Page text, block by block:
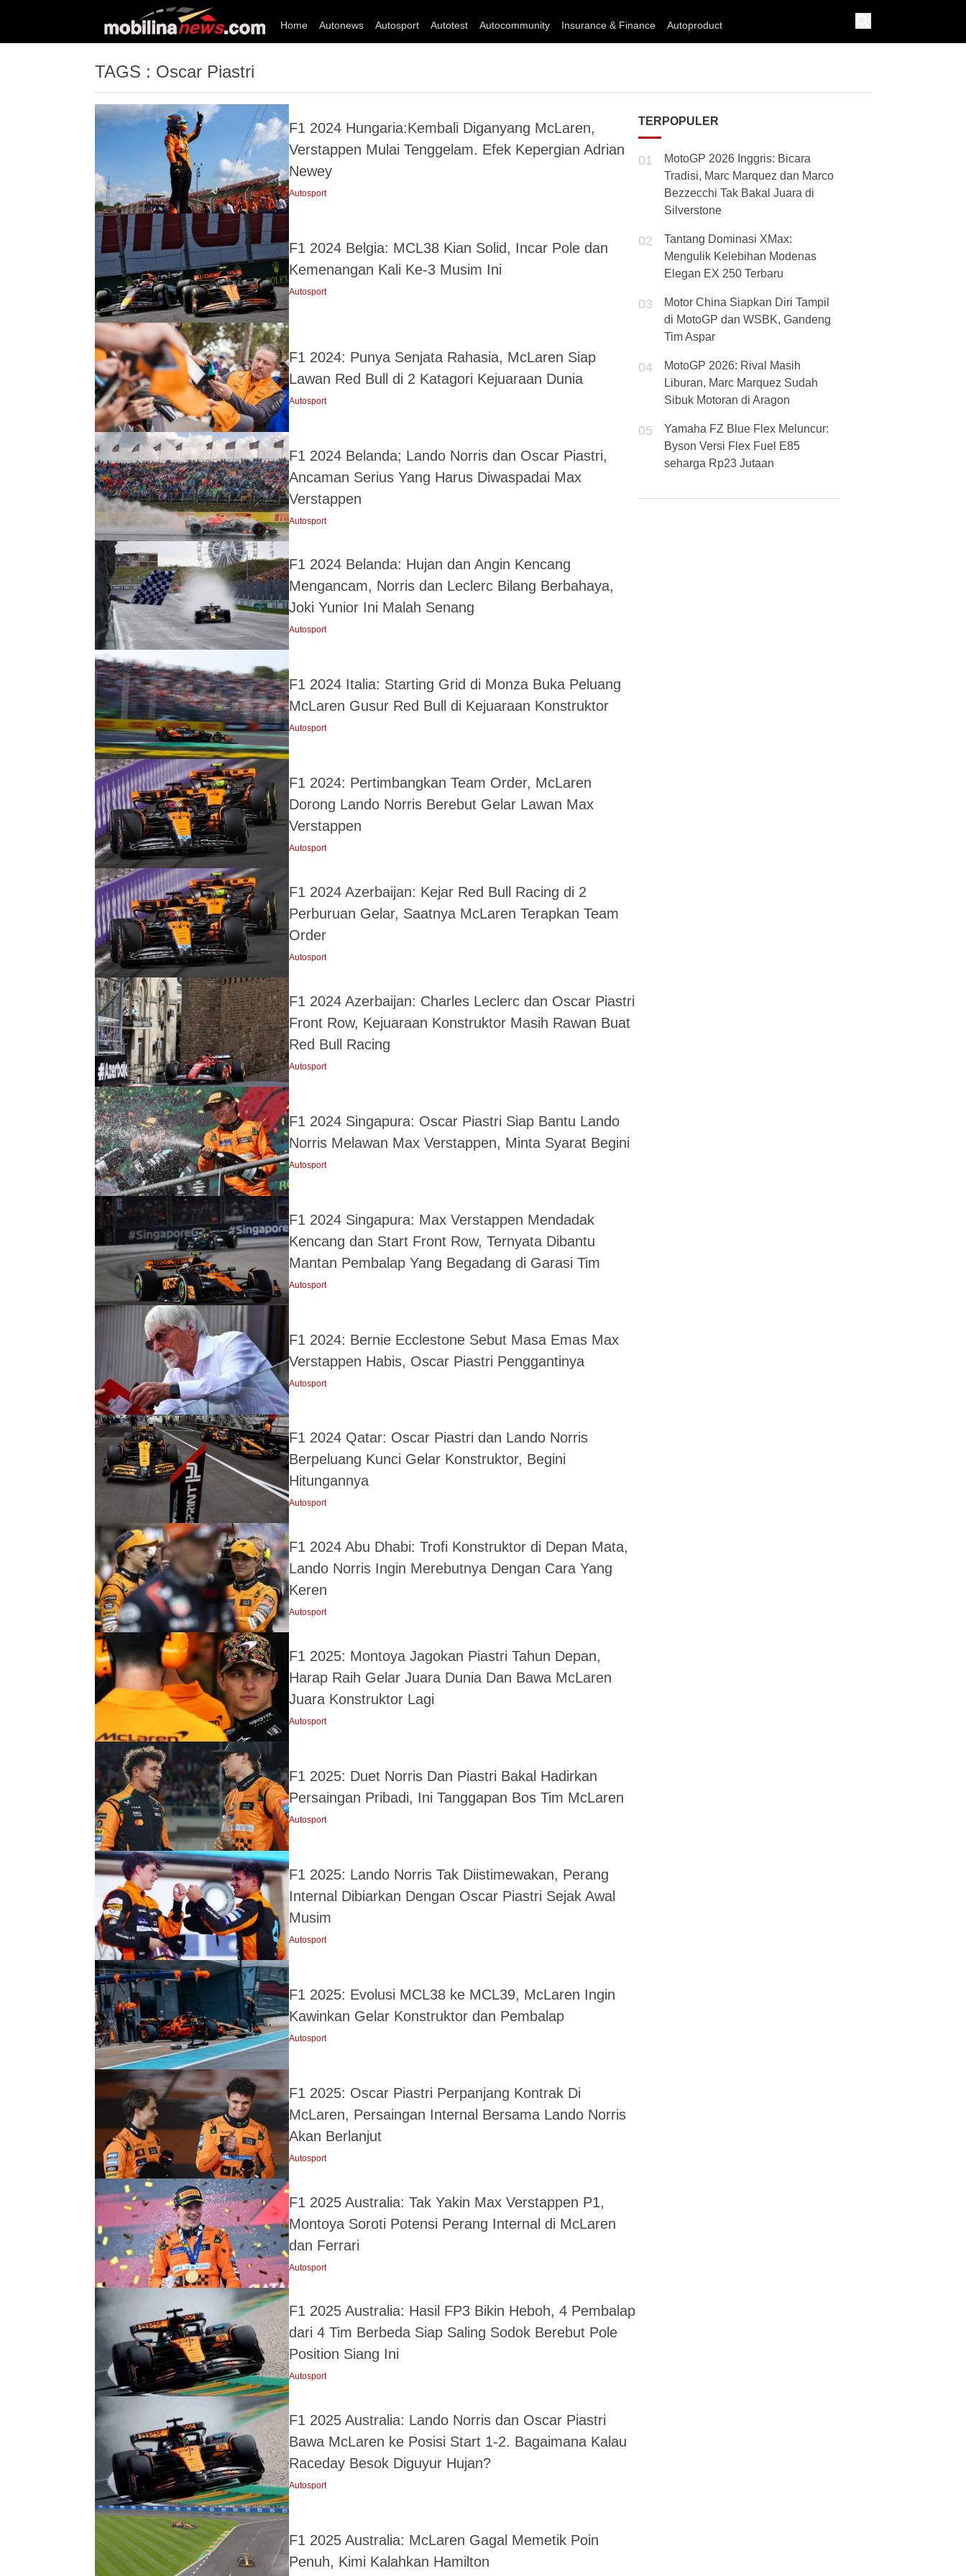
Home Autonews Autosport Autotest Autocommunity Insurance & Finance Autoproduct
TAGS : Oscar Piastri
F1 2024 Hungaria:Kembali Diganyang McLaren,
Verstappen Mulai Tenggelam. Efek Kepergian Adrian
Newey
Autosport
F1 2024 Belgia: MCL38 Kian Solid, Incar Pole dan
Kemenangan Kali Ke-3 Musim Ini
Autosport
F1 2024: Punya Senjata Rahasia, McLaren Siap
Lawan Red Bull di 2 Katagori Kejuaraan Dunia
Autosport
F1 2024 Belanda; Lando Norris dan Oscar Piastri,
Ancaman Serius Yang Harus Diwaspadai Max
Verstappen
Autosport
F1 2024 Belanda: Hujan dan Angin Kencang
Mengancam, Norris dan Leclerc Bilang Berbahaya,
Joki Yunior Ini Malah Senang
Autosport
F1 2024 Italia: Starting Grid di Monza Buka Peluang
McLaren Gusur Red Bull di Kejuaraan Konstruktor
Autosport
F1 2024: Pertimbangkan Team Order, McLaren
Dorong Lando Norris Berebut Gelar Lawan Max
Verstappen
Autosport
F1 2024 Azerbaijan: Kejar Red Bull Racing di 2
Perburuan Gelar, Saatnya McLaren Terapkan Team
Order
Autosport
F1 2024 Azerbaijan: Charles Leclerc dan Oscar Piastri
Front Row, Kejuaraan Konstruktor Masih Rawan Buat
Red Bull Racing
Autosport
F1 2024 Singapura: Oscar Piastri Siap Bantu Lando
Norris Melawan Max Verstappen, Minta Syarat Begini
Autosport
F1 2024 Singapura: Max Verstappen Mendadak
Kencang dan Start Front Row, Ternyata Dibantu
Mantan Pembalap Yang Begadang di Garasi Tim
Autosport
F1 2024: Bernie Ecclestone Sebut Masa Emas Max
Verstappen Habis, Oscar Piastri Penggantinya
Autosport
F1 2024 Qatar: Oscar Piastri dan Lando Norris
Berpeluang Kunci Gelar Konstruktor, Begini
Hitungannya
Autosport
F1 2024 Abu Dhabi: Trofi Konstruktor di Depan Mata,
Lando Norris Ingin Merebutnya Dengan Cara Yang
Keren
Autosport
F1 2025: Montoya Jagokan Piastri Tahun Depan,
Harap Raih Gelar Juara Dunia Dan Bawa McLaren
Juara Konstruktor Lagi
Autosport
F1 2025: Duet Norris Dan Piastri Bakal Hadirkan
Persaingan Pribadi, Ini Tanggapan Bos Tim McLaren
Autosport
F1 2025: Lando Norris Tak Diistimewakan, Perang
Internal Dibiarkan Dengan Oscar Piastri Sejak Awal
Musim
Autosport
F1 2025: Evolusi MCL38 ke MCL39, McLaren Ingin
Kawinkan Gelar Konstruktor dan Pembalap
Autosport
F1 2025: Oscar Piastri Perpanjang Kontrak Di
McLaren, Persaingan Internal Bersama Lando Norris
Akan Berlanjut
Autosport
F1 2025 Australia: Tak Yakin Max Verstappen P1,
Montoya Soroti Potensi Perang Internal di McLaren
dan Ferrari
Autosport
F1 2025 Australia: Hasil FP3 Bikin Heboh, 4 Pembalap
dari 4 Tim Berbeda Siap Saling Sodok Berebut Pole
Position Siang Ini
Autosport
F1 2025 Australia: Lando Norris dan Oscar Piastri
Bawa McLaren ke Posisi Start 1-2. Bagaimana Kalau
Raceday Besok Diguyur Hujan?
Autosport
F1 2025 Australia: McLaren Gagal Memetik Poin
Penuh, Kimi Kalahkan Hamilton
TERPOPULER
01
MotoGP 2026 Inggris: Bicara
Tradisi, Marc Marquez dan Marco
Bezzecchi Tak Bakal Juara di
Silverstone
02
Tantang Dominasi XMax:
Mengulik Kelebihan Modenas
Elegan EX 250 Terbaru
03
Motor China Siapkan Diri Tampil
di MotoGP dan WSBK, Gandeng
Tim Aspar
04
MotoGP 2026: Rival Masih
Liburan, Marc Marquez Sudah
Sibuk Motoran di Aragon
05
Yamaha FZ Blue Flex Meluncur:
Byson Versi Flex Fuel E85
seharga Rp23 Jutaan